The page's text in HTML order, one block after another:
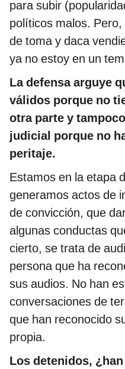
para subir
políticos malos.
de toma y daca
ya no estoy en un
La defensa arguye
válidos porque no
otra parte y
judicial porque no
peritaje.
Estamos en la etapa
generamos actos de
de convicción, que
algunas conductas
cierto, se trata de
persona que ha
sus audios. No han
conversaciones de
que han reconocido
propia.
Los detenidos,